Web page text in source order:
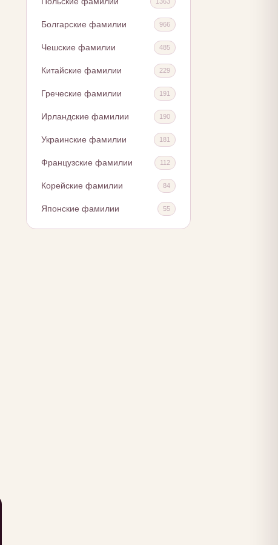
Болгарские фамилии 966
Чешские фамилии 485
Китайские фамилии 229
Греческие фамилии 191
Ирландские фамилии 190
Украинские фамилии 181
Французские фамилии 112
Корейские фамилии 84
Японские фамилии 55